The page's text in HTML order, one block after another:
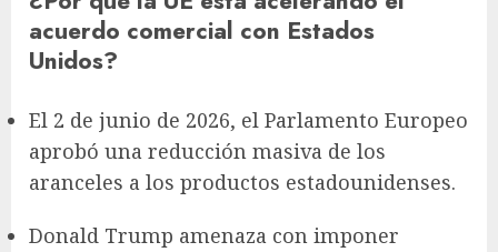
acuerdo comercial con Estados
Unidos?
El 2 de junio de 2026, el Parlamento Europeo
aprobó una reducción masiva de los
aranceles a los productos estadounidenses.
Donald Trump amenaza con imponer